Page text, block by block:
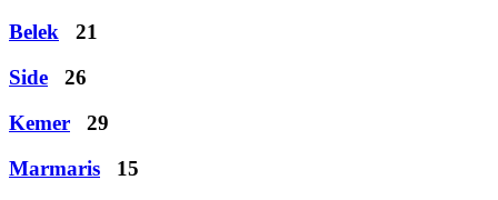
Belek
21
Side
26
Kemer
29
Marmaris
15